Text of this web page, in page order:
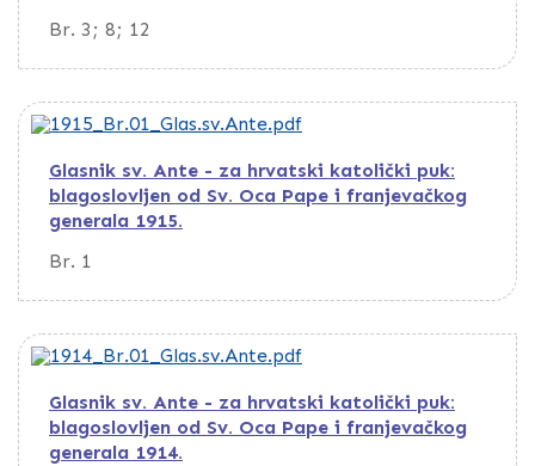
Br. 3; 8; 12
Glasnik sv. Ante - za hrvatski katolički puk:
blagoslovljen od Sv. Oca Pape i franjevačkog
generala 1915.
Br. 1
Glasnik sv. Ante - za hrvatski katolički puk:
blagoslovljen od Sv. Oca Pape i franjevačkog
generala 1914.